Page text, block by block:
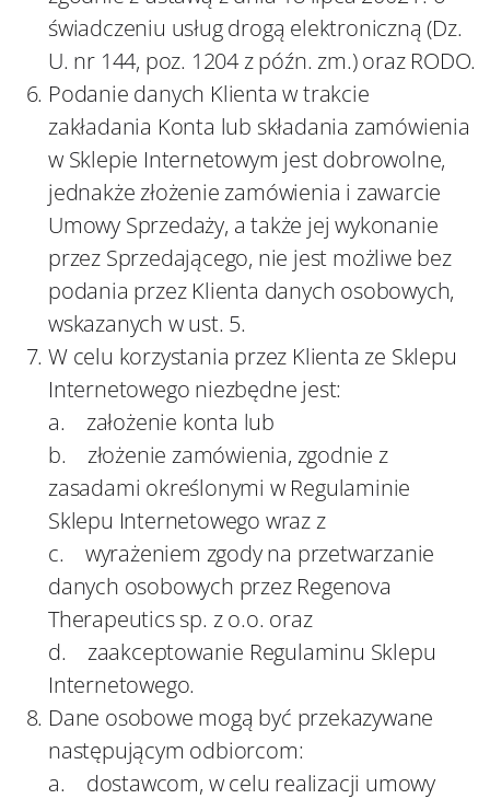
świadczeniu usług drogą elektroniczną (Dz.
U. nr 144, poz. 1204 z późn. zm.) oraz RODO.
Podanie danych Klienta w trakcie
zakładania Konta lub składania zamówienia
w Sklepie Internetowym jest dobrowolne,
jednakże złożenie zamówienia i zawarcie
Umowy Sprzedaży, a także jej wykonanie
przez Sprzedającego, nie jest możliwe bez
podania przez Klienta danych osobowych,
wskazanych w ust. 5.
W celu korzystania przez Klienta ze Sklepu
Internetowego niezbędne jest:
a. założenie konta lub
b. złożenie zamówienia, zgodnie z
zasadami określonymi w Regulaminie
Sklepu Internetowego wraz z
c. wyrażeniem zgody na przetwarzanie
danych osobowych przez Regenova
Therapeutics sp. z o.o. oraz
d. zaakceptowanie Regulaminu Sklepu
Internetowego.
Dane osobowe mogą być przekazywane
następującym odbiorcom:
a. dostawcom, w celu realizacji umowy